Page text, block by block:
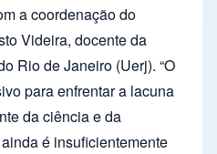
a coordenação do
Videira, docente da
Rio de Janeiro (Uerj). “O
para enfrentar a lacuna
da ciência e da
é insuficientemente